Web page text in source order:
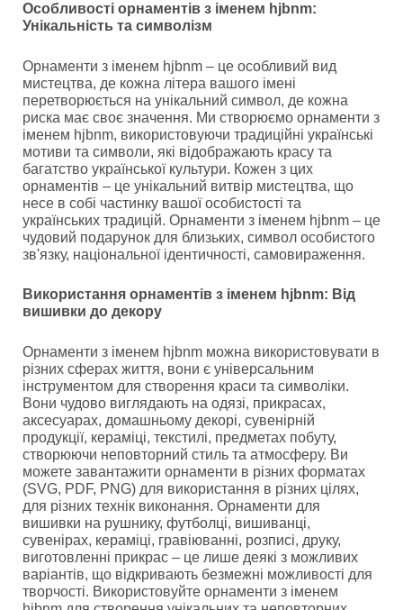
Особливості орнаментів з іменем hjbnm:
Унікальність та символізм
Орнаменти з іменем hjbnm – це особливий вид
мистецтва, де кожна літера вашого імені
перетворюється на унікальний символ, де кожна
риска має своє значення. Ми створюємо орнаменти з
іменем hjbnm, використовуючи традиційні українські
мотиви та символи, які відображають красу та
багатство української культури. Кожен з цих
орнаментів – це унікальний витвір мистецтва, що
несе в собі частинку вашої особистості та
українських традицій. Орнаменти з іменем hjbnm – це
чудовий подарунок для близьких, символ особистого
зв'язку, національної ідентичності, самовираження.
Використання орнаментів з іменем hjbnm: Від
вишивки до декору
Орнаменти з іменем hjbnm можна використовувати в
різних сферах життя, вони є універсальним
інструментом для створення краси та символіки.
Вони чудово виглядають на одязі, прикрасах,
аксесуарах, домашньому декорі, сувенірній
продукції, кераміці, текстилі, предметах побуту,
створюючи неповторний стиль та атмосферу. Ви
можете завантажити орнаменти в різних форматах
(SVG, PDF, PNG) для використання в різних цілях,
для різних технік виконання. Орнаменти для
вишивки на рушнику, футболці, вишиванці,
сувенірах, кераміці, гравіюванні, розписі, друку,
виготовленні прикрас – це лише деякі з можливих
варіантів, що відкривають безмежні можливості для
творчості. Використовуйте орнаменти з іменем